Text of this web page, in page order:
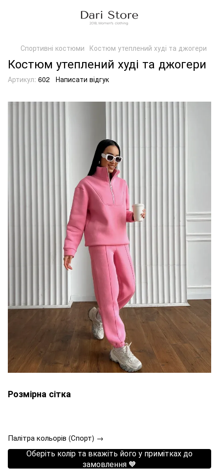
Спортивні костюми Костюм утеплений худі та джогери
Костюм утеплений худі та джогери
Артикул: 602 Написати відгук
Розмірна сітка
Палітра кольорів (Спорт) →
Оберіть колір та вкажіть його у примітках до
замовлення 🧡